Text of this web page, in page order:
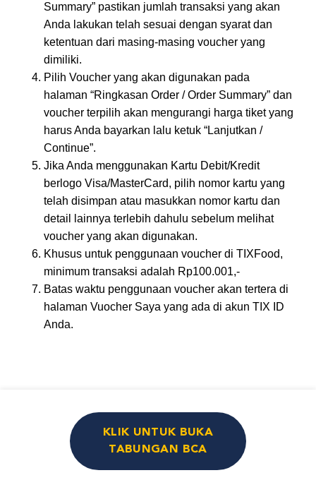
Summary” pastikan jumlah transaksi yang akan
Anda lakukan telah sesuai dengan syarat dan
ketentuan dari masing-masing voucher yang
dimiliki.
Pilih Voucher yang akan digunakan pada
halaman “Ringkasan Order / Order Summary” dan
voucher terpilih akan mengurangi harga tiket yang
harus Anda bayarkan lalu ketuk “Lanjutkan /
Continue”.
Jika Anda menggunakan Kartu Debit/Kredit
berlogo Visa/MasterCard, pilih nomor kartu yang
telah disimpan atau masukkan nomor kartu dan
detail lainnya terlebih dahulu sebelum melihat
voucher yang akan digunakan.
Khusus untuk penggunaan voucher di TIXFood,
minimum transaksi adalah Rp100.001,-
Batas waktu penggunaan voucher akan tertera di
halaman Vuocher Saya yang ada di akun TIX ID
Anda.
KLIK UNTUK BUKA
TABUNGAN BCA